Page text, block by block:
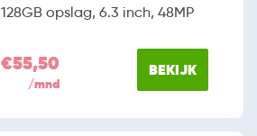
128GB opslag, 6.3 inch, 48MP
€55,50
/mnd
BEKIJK